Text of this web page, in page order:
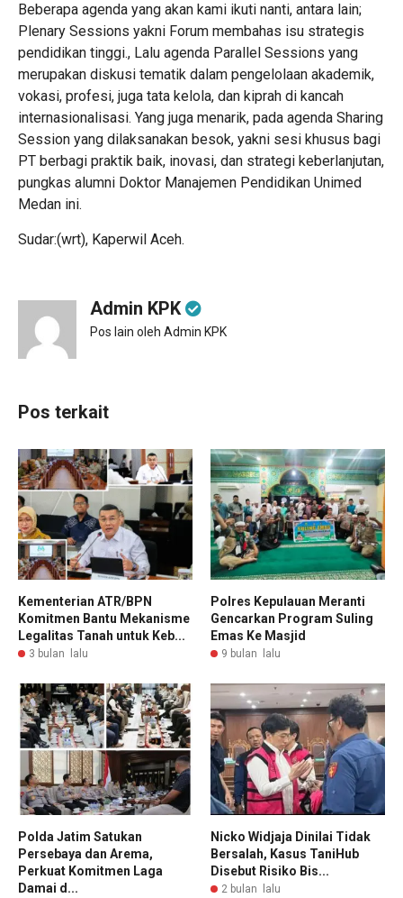
Beberapa agenda yang akan kami ikuti nanti, antara lain;
Plenary Sessions yakni Forum membahas isu strategis
pendidikan tinggi., Lalu agenda Parallel Sessions yang
merupakan diskusi tematik dalam pengelolaan akademik,
vokasi, profesi, juga tata kelola, dan kiprah di kancah
internasionalisasi. Yang juga menarik, pada agenda Sharing
Session yang dilaksanakan besok, yakni sesi khusus bagi
PT berbagi praktik baik, inovasi, dan strategi keberlanjutan,
pungkas alumni Doktor Manajemen Pendidikan Unimed
Medan ini.
Sudar:(wrt), Kaperwil Aceh.
Admin KPK
Pos lain oleh Admin KPK
Pos terkait
Kementerian ATR/BPN
Komitmen Bantu Mekanisme
Legalitas Tanah untuk Keb...
3 bulan lalu
Polres Kepulauan Meranti
Gencarkan Program Suling
Emas Ke Masjid
9 bulan lalu
Polda Jatim Satukan
Persebaya dan Arema,
Perkuat Komitmen Laga
Damai d...
Nicko Widjaja Dinilai Tidak
Bersalah, Kasus TaniHub
Disebut Risiko Bis...
2 bulan lalu